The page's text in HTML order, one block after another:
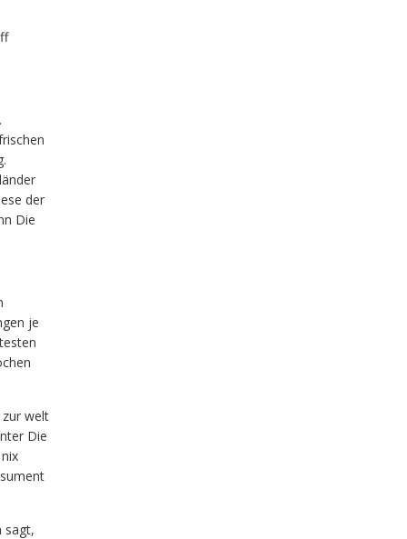
der
Die
je
Die
sagt,